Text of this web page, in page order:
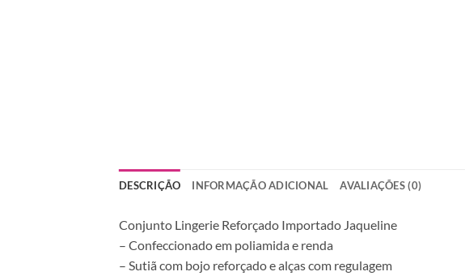
DESCRIÇÃO INFORMAÇÃO ADICIONAL AVALIAÇÕES (0)
Conjunto Lingerie Reforçado Importado Jaqueline
– Confeccionado em poliamida e renda
– Sutiã com bojo reforçado e alças com regulagem